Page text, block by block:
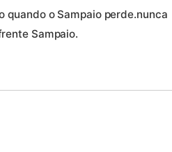
quando o Sampaio perde.nunca
Sampaio.